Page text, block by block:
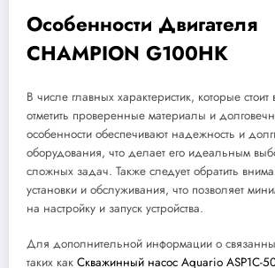
Особенности Двигателя
CHAMPION G100HK
В числе главных характеристик, которые
отметить проверенные материалы и
особенности обеспечивают надежность и
оборудования, что делает его идеальным
сложных задач. Также следует обратить
установки и обслуживания, что позволяет
на настройку и запуск устройства.
Для дополнительной информации о
таких как Скважинный насос Aquario ASP1C-